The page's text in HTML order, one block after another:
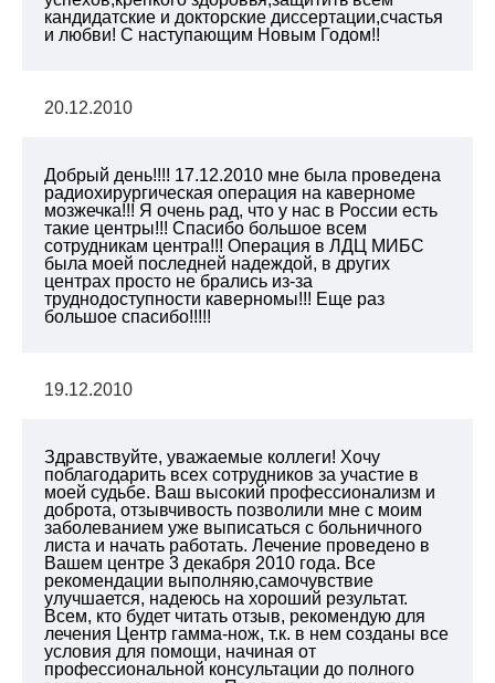
кандидатские и докторские диссертации,счастья
и любви! С наступающим Новым Годом!!
20.12.2010
Добрый день!!!! 17.12.2010 мне была проведена
радиохирургическая операция на каверноме
мозжечка!!! Я очень рад, что у нас в России есть
такие центры!!! Спасибо большое всем
сотрудникам центра!!! Операция в ЛДЦ МИБС
была моей последней надеждой, в других
центрах просто не брались из-за
труднодоступности каверномы!!! Еще раз
большое спасибо!!!!!
19.12.2010
Здравствуйте, уважаемые коллеги! Хочу
поблагодарить всех сотрудников за участие в
моей судьбе. Ваш высокий профессионализм и
доброта, отзывчивость позволили мне с моим
заболеванием уже выписаться с больничного
листа и начать работать. Лечение проведено в
Вашем центре 3 декабря 2010 года. Все
рекомендации выполняю,самочувствие
улучшается, надеюсь на хороший результат.
Всем, кто будет читать отзыв, рекомендую для
лечения Центр гамма-нож, т.к. в нем созданы все
условия для помощи, начиная от
профессиональной консультации до полного